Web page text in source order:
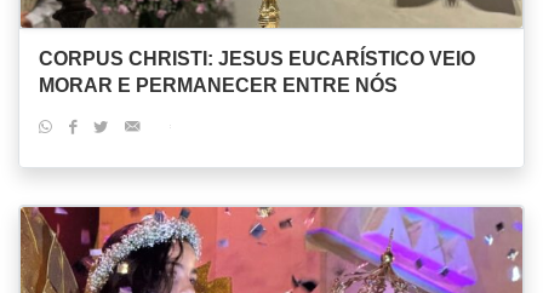
CORPUS CHRISTI: JESUS EUCARÍSTICO VEIO
MORAR E PERMANECER ENTRE NÓS